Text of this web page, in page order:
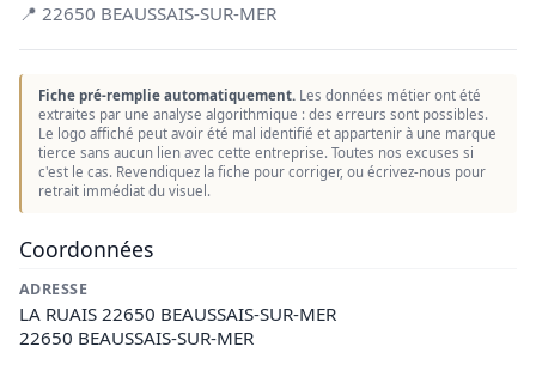
📍 22650 BEAUSSAIS-SUR-MER
Fiche pré-remplie automatiquement. Les données métier ont été
extraites par une analyse algorithmique : des erreurs sont possibles.
Le logo affiché peut avoir été mal identifié et appartenir à une marque
tierce sans aucun lien avec cette entreprise. Toutes nos excuses si
c'est le cas. Revendiquez la fiche pour corriger, ou écrivez-nous pour
retrait immédiat du visuel.
Coordonnées
ADRESSE
LA RUAIS 22650 BEAUSSAIS-SUR-MER
22650 BEAUSSAIS-SUR-MER